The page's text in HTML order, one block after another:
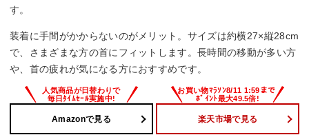
す。
装着に手間がかからないのがメリット。サイズは約横27×縦28cm
で、さまざまな方の首にフィットします。長時間の移動が多い方
や、首の疲れが気になる方におすすめです。
Amazonで見る 楽天市場で見る